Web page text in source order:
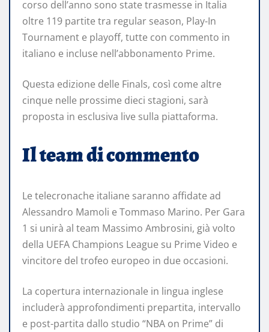
corso dell’anno sono state trasmesse in Italia
oltre 119 partite tra regular season, Play-In
Tournament e playoff, tutte con commento in
italiano e incluse nell’abbonamento Prime.
Questa edizione delle Finals, così come altre
cinque nelle prossime dieci stagioni, sarà
proposta in esclusiva live sulla piattaforma.
Il team di commento
Le telecronache italiane saranno affidate ad
Alessandro Mamoli e Tommaso Marino. Per Gara
1 si unirà al team Massimo Ambrosini, già volto
della UEFA Champions League su Prime Video e
vincitore del trofeo europeo in due occasioni.
La copertura internazionale in lingua inglese
includerà approfondimenti prepartita, intervallo
e post-partita dallo studio “NBA on Prime” di